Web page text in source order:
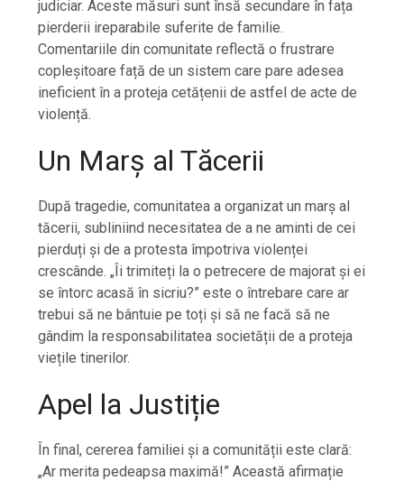
judiciar. Aceste măsuri sunt însă secundare în fața
pierderii ireparabile suferite de familie.
Comentariile din comunitate reflectă o frustrare
copleșitoare față de un sistem care pare adesea
ineficient în a proteja cetățenii de astfel de acte de
violență.
Un Marș al Tăcerii
După tragedie, comunitatea a organizat un marș al
tăcerii, subliniind necesitatea de a ne aminti de cei
pierduți și de a protesta împotriva violenței
crescânde. „Îi trimiteți la o petrecere de majorat și ei
se întorc acasă în sicriu?” este o întrebare care ar
trebui să ne bântuie pe toți și să ne facă să ne
gândim la responsabilitatea societății de a proteja
viețile tinerilor.
Apel la Justiție
În final, cererea familiei și a comunității este clară:
„Ar merita pedeapsa maximă!” Această afirmație